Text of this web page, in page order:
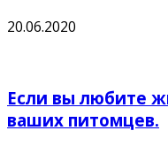
20.06.2020
Если вы любите
ваших питомцев.